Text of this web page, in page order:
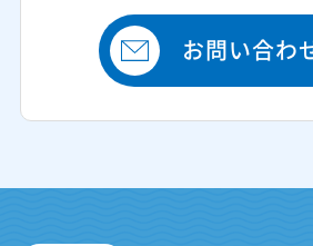
お問い合わ